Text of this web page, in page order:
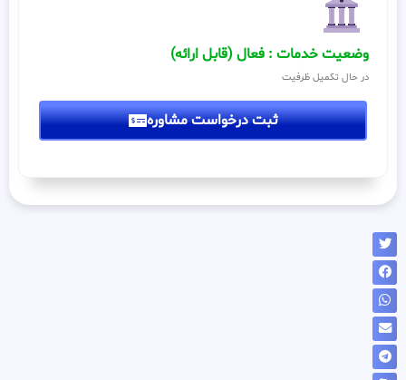
وضعیت خدمات : فعال (قابل ارائه)
در حال تکمیل ظرفیت
ثبت درخواست مشاوره